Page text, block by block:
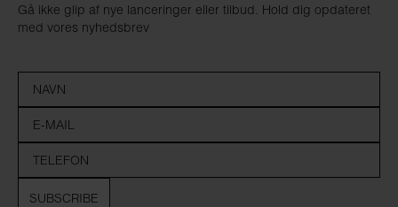
Gå ikke glip af nye lanceringer eller tilbud. Hold dig opdateret
med vores nyhedsbrev
SUBSCRIBE